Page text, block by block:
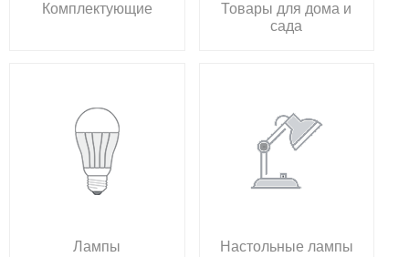
Комплектующие
Товары для дома и
сада
Лампы Настольные лампы